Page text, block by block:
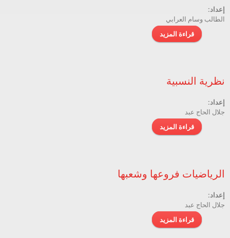
إعداد:
الطالب وسام العرابي
قراءة المزيد حول ملخص جبر خطي (2) في جامعة حلب
نظرية النسبية
إعداد:
جلال الحاج عبد
قراءة المزيد حول نظرية النسبية
الرياضيات فروعها وشعبها
إعداد:
جلال الحاج عبد
قراءة المزيد حول الرياضيات فروعها وشعبها